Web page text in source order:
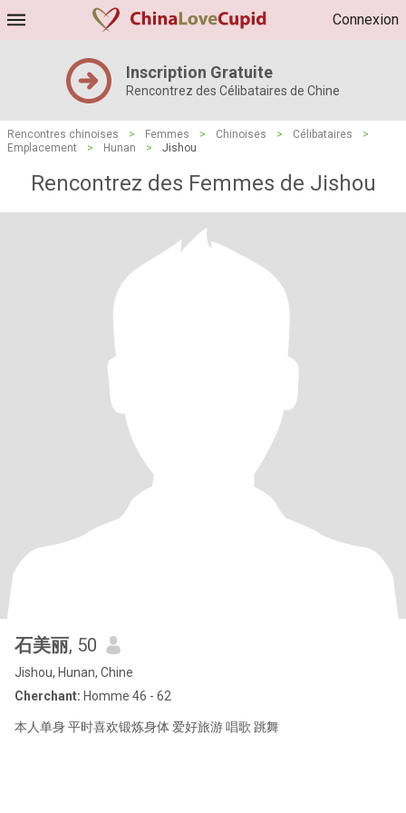
Connexion
Inscription Gratuite
Rencontrez des Célibataires de Chine
Rencontres chinoises > Femmes > Chinoises > Célibataires
>
Emplacement
> Hunan > Jishou
Rencontrez des Femmes de Jishou
石美丽, 50
Jishou, Hunan, Chine
Cherchant: Homme 46 - 62
本人单身 平时喜欢锻炼身体 爱好旅游 唱歌 跳舞